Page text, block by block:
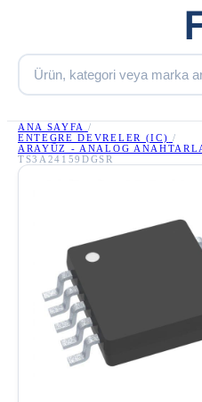
ANA SAYFA /
ENTEGRE DEVRELER (IC) /
ARAYÜZ - ANALOG
TS3A24159DGSR